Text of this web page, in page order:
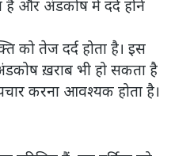
है और अंडकोष में दर्द होने
को तेज दर्द होता है। इस
ख़राब भी हो सकता है
करना आवश्यक होता है।